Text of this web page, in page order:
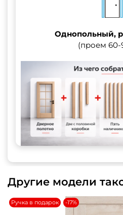
Однопольный,
(проем 60-
Другие модели
Ручка в подарок -17%